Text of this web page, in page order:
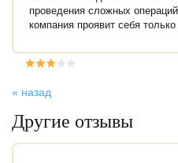
проведения сложных
компания проявит себя
« назад
Другие отзывы